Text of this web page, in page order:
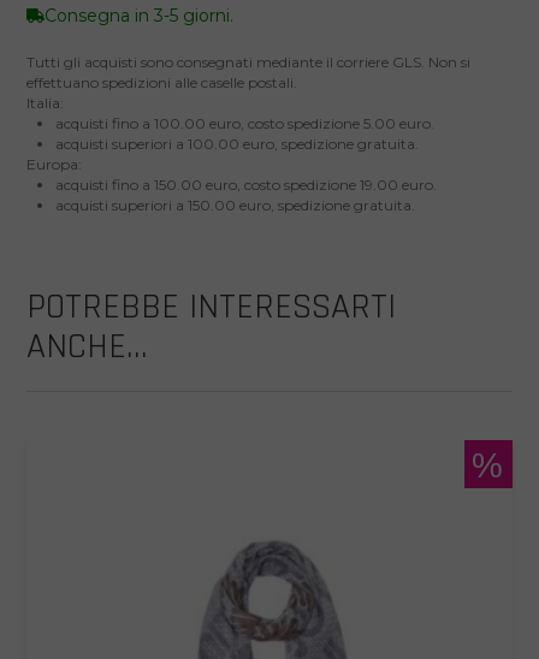
Consegna in 3-5 giorni.
Tutti gli acquisti sono consegnati mediante il corriere GLS. Non si
effettuano spedizioni alle caselle postali.
Italia:
acquisti fino a 100.00 euro, costo spedizione 5.00 euro.
acquisti superiori a 100.00 euro, spedizione gratuita.
Europa:
acquisti fino a 150.00 euro, costo spedizione 19.00 euro.
acquisti superiori a 150.00 euro, spedizione gratuita.
POTREBBE INTERESSARTI
ANCHE...
%